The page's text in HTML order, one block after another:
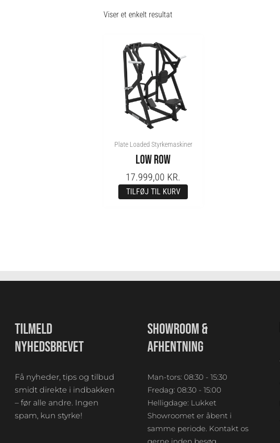
Viser et enkelt resultat
Plate Loaded Styrkemaskiner
LOW ROW
17.999,00 KR.
TILFØJ TIL KURV
TILMELD
NYHEDSBREVET
Få nyheder, tips og tilbud
smidt direkte i indbakken
– før alle andre. Ingen
spam, kun styrke!
SHOWROOM &
AFHENTNING
Man-tors: 08:30 - 15:30
Fredag: 08:30 - 15:00
Helligdage: Lukket
Showroomet er åbent i
samme periode. Kontakt os